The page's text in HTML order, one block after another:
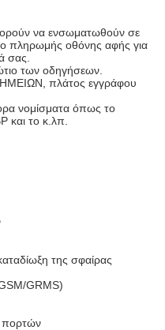
terug!
να ενσωματωθούν σε
πληρωμής οθόνης αφής για
σας.
των οδηγήσεων.
πλάτος εγγράφου
νομίσματα όπως το
και το κ.λπ.
της σφαίρας
GRMS)
πορτών